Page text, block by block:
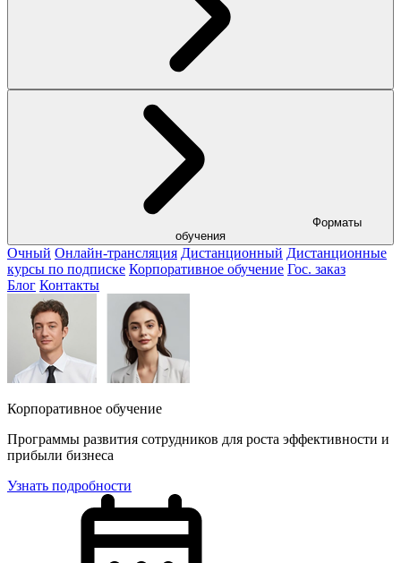
обучения
Очный Онлайн-трансляция Дистанционный Дистанционные
курсы по подписке Корпоративное обучение Гос. заказ
Блог Контакты
Корпоративное обучение
Программы развития сотрудников для роста эффективности и
прибыли бизнеса
Узнать подробности